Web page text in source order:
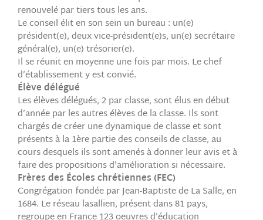
renouvelé par tiers tous les ans.
Le conseil élit en son sein un bureau : un(e)
président(e), deux vice-président(e)s, un(e) secrétaire
général(e), un(e) trésorier(e).
Il se réunit en moyenne une fois par mois. Le chef
d’établissement y est convié.
Élève délégué
Les élèves délégués, 2 par classe, sont élus en début
d’année par les autres élèves de la classe. Ils sont
chargés de créer une dynamique de classe et sont
présents à la 1ère partie des conseils de classe, au
cours desquels ils sont amenés à donner leur avis et à
faire des propositions d’amélioration si nécessaire.
Frères des Écoles chrétiennes (FEC)
Congrégation fondée par Jean-Baptiste de La Salle, en
1684. Le réseau lasallien, présent dans 81 pays,